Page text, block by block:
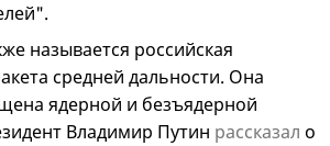
называется российская
средней дальности. Она
ядерной и безъядерной
Владимир Путин рассказал о